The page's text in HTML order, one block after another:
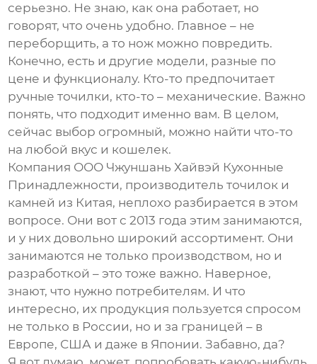
серьезно. Не знаю, как она работает, но
говорят, что очень удобно. Главное – не
переборщить, а то нож можно повредить.
Конечно, есть и другие модели, разные по
цене и функционалу. Кто-то предпочитает
ручные точилки, кто-то – механические. Важно
понять, что подходит именно вам. В целом,
сейчас выбор огромный, можно найти что-то
на любой вкус и кошелек.
Компания ООО Чжуншань Хайвэй Кухонные
Принадлежности, производитель точилок и
камней из Китая, неплохо разбирается в этом
вопросе. Они вот с 2013 года этим занимаются,
и у них довольно широкий ассортимент. Они
занимаются не только производством, но и
разработкой – это тоже важно. Наверное,
знают, что нужно потребителям. И что
интересно, их продукция пользуется спросом
не только в России, но и за границей – в
Европе, США и даже в Японии. Забавно, да?